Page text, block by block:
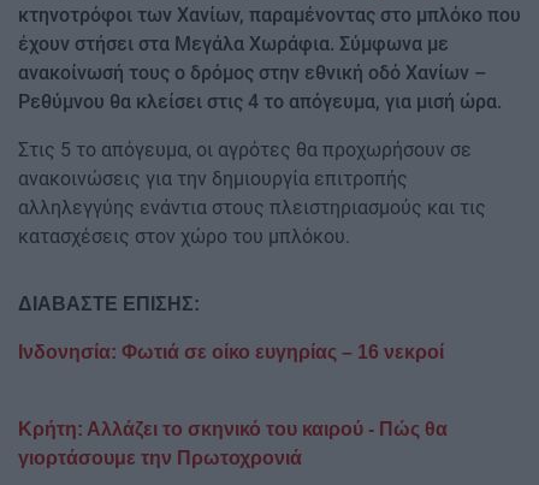
κτηνοτρόφοι των Χανίων, παραμένοντας στο μπλόκο που
έχουν στήσει στα Μεγάλα Χωράφια. Σύμφωνα με
ανακοίνωσή τους ο δρόμος στην εθνική οδό Χανίων –
Ρεθύμνου θα κλείσει στις 4 το απόγευμα, για μισή ώρα.
Στις 5 το απόγευμα, οι αγρότες θα προχωρήσουν σε
ανακοινώσεις για την δημιουργία επιτροπής
αλληλεγγύης ενάντια στους πλειστηριασμούς και τις
κατασχέσεις στον χώρο του μπλόκου.
ΔΙΑΒΑΣΤΕ ΕΠΙΣΗΣ:
Ινδονησία: Φωτιά σε οίκο ευγηρίας – 16 νεκροί
Κρήτη: Αλλάζει το σκηνικό του καιρού - Πώς θα
γιορτάσουμε την Πρωτοχρονιά